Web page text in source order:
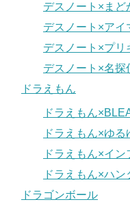
デスノート×ま
デスノート×アイ
デスノート×プリ
デスノート×名探
ドラえもん
ドラえもん
ドラえもん×ゆる
ドラえもん×イ
ドラえもん×ハ
ドラゴンボール